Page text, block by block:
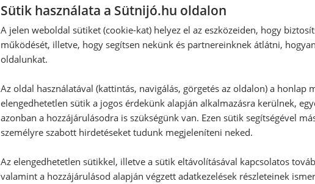
Hozzászólások
Ehhez a recepthez még nem
Sütik használata a Sütnijó.hu oldalon
A jelen weboldal sütiket (cookie-kat) helyez el az eszközeiden, hogy
működését, illetve, hogy segítsen nekünk és partnereinknek átlátni,
oldalunkat.
Az oldal használatával (kattintás, navigálás, görgetés az oldalon) a honlap
elengedhetetlen sütik a jogos érdekünk alapján alkalmazásra kerülnek,
azonban a hozzájárulásodra is szükségünk van. Ezen sütik segítségével
személyre szabott hirdetéseket tudunk megjeleníteni neked.
Az elengedhetetlen sütikkel, illetve a sütik eltávolításával kapcsolatos
valamint a hozzájárulásod alapján végzett adatkezelések részleteinek